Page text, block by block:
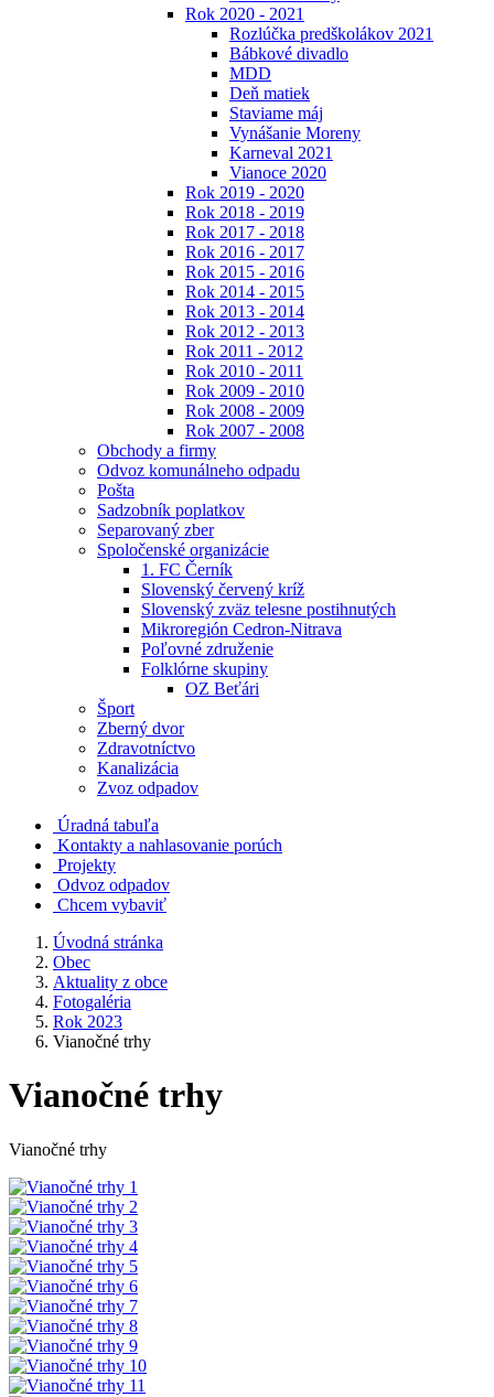
Rok 2020 - 2021
Rozlúčka predškolákov 2021
Bábkové divadlo
MDD
Deň matiek
Staviame máj
Vynášanie Moreny
Karneval 2021
Vianoce 2020
Rok 2019 - 2020
Rok 2018 - 2019
Rok 2017 - 2018
Rok 2016 - 2017
Rok 2015 - 2016
Rok 2014 - 2015
Rok 2013 - 2014
Rok 2012 - 2013
Rok 2011 - 2012
Rok 2010 - 2011
Rok 2009 - 2010
Rok 2008 - 2009
Rok 2007 - 2008
Obchody a firmy
Odvoz komunálneho odpadu
Pošta
Sadzobník poplatkov
Separovaný zber
Spoločenské organizácie
1. FC Černík
Slovenský červený kríž
Slovenský zväz telesne postihnutých
Mikroregión Cedron-Nitrava
Poľovné združenie
Folklórne skupiny
OZ Beťári
Šport
Zberný dvor
Zdravotníctvo
Kanalizácia
Zvoz odpadov
Úradná tabuľa
Kontakty a nahlasovanie porúch
Projekty
Odvoz odpadov
Chcem vybaviť
Úvodná stránka
Obec
Aktuality z obce
Fotogaléria
Rok 2023
Vianočné trhy
Vianočné trhy
Vianočné trhy